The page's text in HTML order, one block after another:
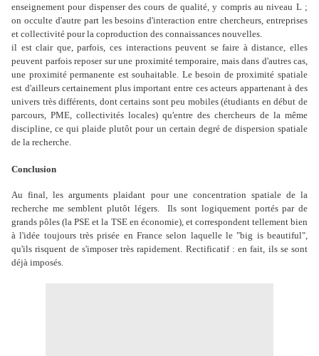
enseignement pour dispenser des cours de qualité, y compris au niveau L ;
on occulte d'autre part les besoins d'interaction entre chercheurs, entreprises
et collectivité pour la coproduction des connaissances nouvelles.
il est clair que, parfois, ces interactions peuvent se faire à distance, elles
peuvent parfois reposer sur une proximité temporaire, mais dans d'autres cas,
une proximité permanente est souhaitable. Le besoin de proximité spatiale
est d'ailleurs certainement plus important entre ces acteurs appartenant à des
univers très différents, dont certains sont peu mobiles (étudiants en début de
parcours, PME, collectivités locales) qu'entre des chercheurs de la même
discipline, ce qui plaide plutôt pour un certain degré de dispersion spatiale
de la recherche.
Conclusion
Au final, les arguments plaidant pour une concentration spatiale de la
recherche me semblent plutôt légers. Ils sont logiquement portés par de
grands pôles (la PSE et la TSE en économie), et correspondent tellement bien
à l'idée toujours très prisée en France selon laquelle le "big is beautiful",
qu'ils risquent de s'imposer très rapidement. Rectificatif : en fait, ils se sont
déjà imposés.